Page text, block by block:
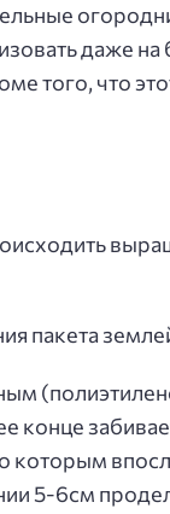
даже
того, что
пакета
конце
5-6см